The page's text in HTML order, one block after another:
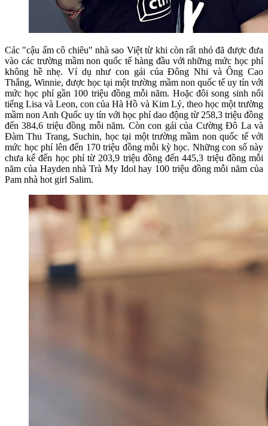
Các "cậu ấm cô chiêu" nhà sao Việt từ khi còn rất nhỏ đã được đưa
vào các trường mầm non quốc tế hàng đầu với những mức học phí
không hề nhẹ. Ví dụ như con gái của Đông Nhi và Ông Cao
Thắng, Winnie, được học tại một trường mầm non quốc tế uy tín với
mức học phí gần 100 triệu đồng mỗi năm. Hoặc đôi song sinh nổi
tiếng Lisa và Leon, con của Hà Hồ và Kim Lý, theo học một trường
mầm non Anh Quốc uy tín với học phí dao động từ 258,3 triệu đồng
đến 384,6 triệu đồng mỗi năm. Còn con gái của Cường Đô La và
Đàm Thu Trang, Suchin, học tại một trường mầm non quốc tế với
mức học phí lên đến 170 triệu đồng mỗi kỳ học. Những con số này
chưa kể đến học phí từ 203,9 triệu đồng đến 445,3 triệu đồng mỗi
năm của Hayden nhà Trà My Idol hay 100 triệu đồng mỗi năm của
Pam nhà hot girl Salim.